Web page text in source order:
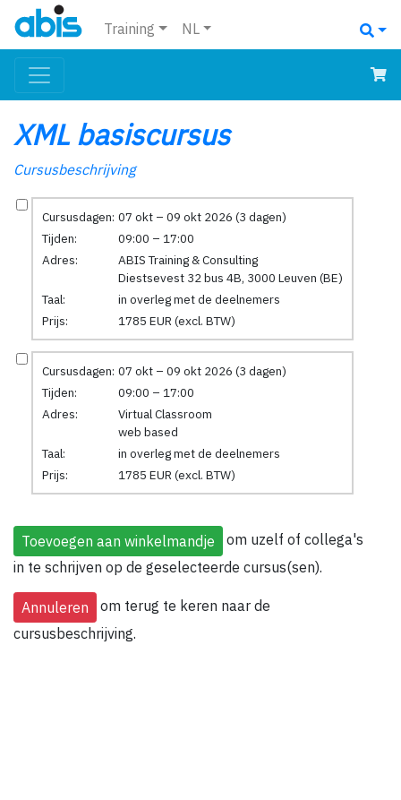
Training NL
XML basiscursus
Cursusbeschrijving
Cursusdagen: 07 okt – 09 okt 2026 (3 dagen)
Tijden:
09:00 – 17:00
Adres:
ABIS Training & Consulting
Diestsevest 32 bus 4B, 3000 Leuven (BE)
Taal:
in overleg met de deelnemers
Prijs:
1785 EUR (excl. BTW)
Cursusdagen: 07 okt – 09 okt 2026 (3 dagen)
Tijden:
09:00 – 17:00
Adres:
Virtual Classroom
web based
Taal:
in overleg met de deelnemers
Prijs:
1785 EUR (excl. BTW)
om uzelf of collega's
in te schrijven op de geselecteerde cursus(sen).
om terug te keren naar de
cursusbeschrijving.